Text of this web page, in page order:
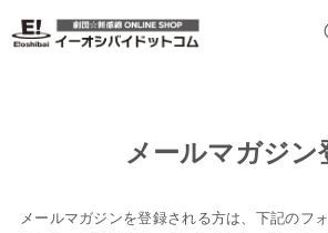
メールマガジン
メールマガジンを登録される方は、下記のフ